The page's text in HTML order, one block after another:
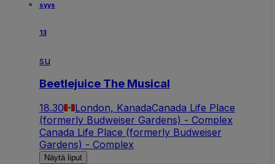
syys
13
su
Beetlejuice The Musical
18.30 London, KanadaCanada Life Place
(formerly Budweiser Gardens) - Complex
Canada Life Place (formerly Budweiser
Gardens) - Complex
Näytä liput